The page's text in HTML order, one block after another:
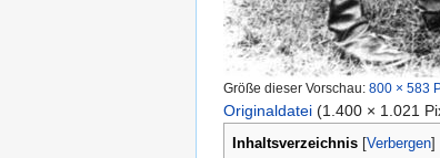
Größe dieser Vorschau: 800 × 583
Originaldatei (1.400 × 1.021
Inhaltsverzeichnis [Verbergen]